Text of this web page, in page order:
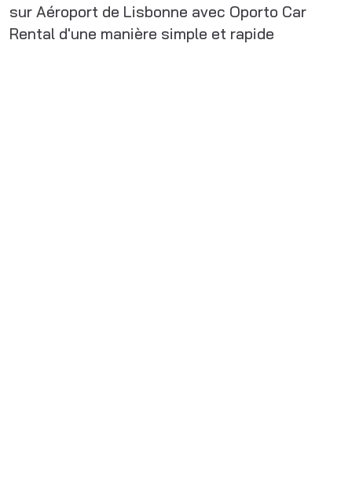
sur Aéroport de Lisbonne avec Oporto Car
Rental d'une manière simple et rapide